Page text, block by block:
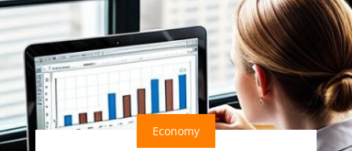
Economy